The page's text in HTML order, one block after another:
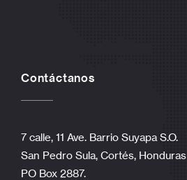
Contáctanos
7 calle, 11 Ave. Barrio Suyapa S.O.
San Pedro Sula, Cortés, Honduras
PO Box 2887.